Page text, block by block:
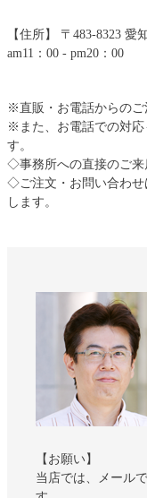
【住所】 〒483-8323 愛
am11：00 - pm20：00
※直販・お電話からのご
※また、お電話での対応
す。
◇事務所への直接のご来
◇ご注文・お問い合わせ
します。
【お願い】
当店では、メール